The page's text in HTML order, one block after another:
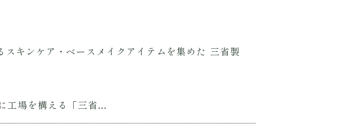
スキンケア・ベースメイクアイテムを集めた 三省製
工場を構える「三省...